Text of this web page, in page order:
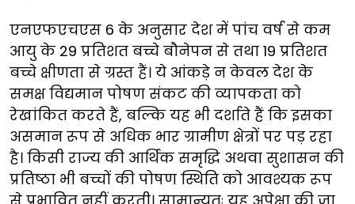
एनएफएचएस 6 के अनुसार देश में पांच वर्ष से कम
आयु के 29 प्रतिशत बच्चे बौनेपन से तथा 19 प्रतिशत
बच्चे क्षीणता से ग्रस्त हैं। ये आंकड़े न केवल देश के
समक्ष विद्यमान पोषण संकट की व्यापकता को
रेखांकित करते हैं, बल्कि यह भी दर्शाते हैं कि इसका
असमान रूप से अधिक भार ग्रामीण क्षेत्रों पर पड़ रहा
है। किसी राज्य की आर्थिक समृद्धि अथवा सुशासन की
प्रतिष्ठा भी बच्चों की पोषण स्थिति को आवश्यक रूप